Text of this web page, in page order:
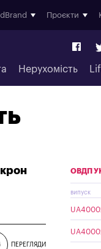
Проєкти
Нерухомість
ПЕРЕГЛЯДИ
ОВДП
випуск